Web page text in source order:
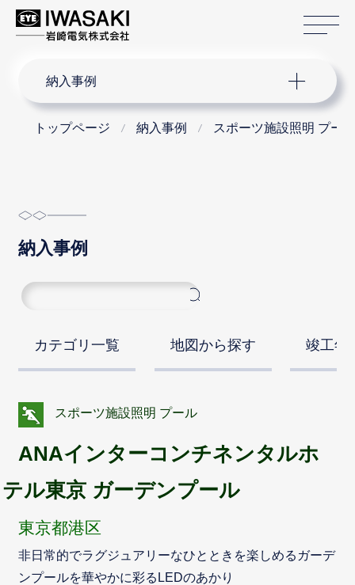
納入事例
トップページ 納入事例 スポーツ施設照明 プー
納入事例
カテゴリ一覧 地図から探す 竣工年
スポーツ施設照明 プール
ANAインターコンチネンタルホ
テル東京 ガーデンプール
東京都港区
非日常的でラグジュアリーなひとときを楽しめるガーデ
ンプールを華やかに彩るLEDのあかり